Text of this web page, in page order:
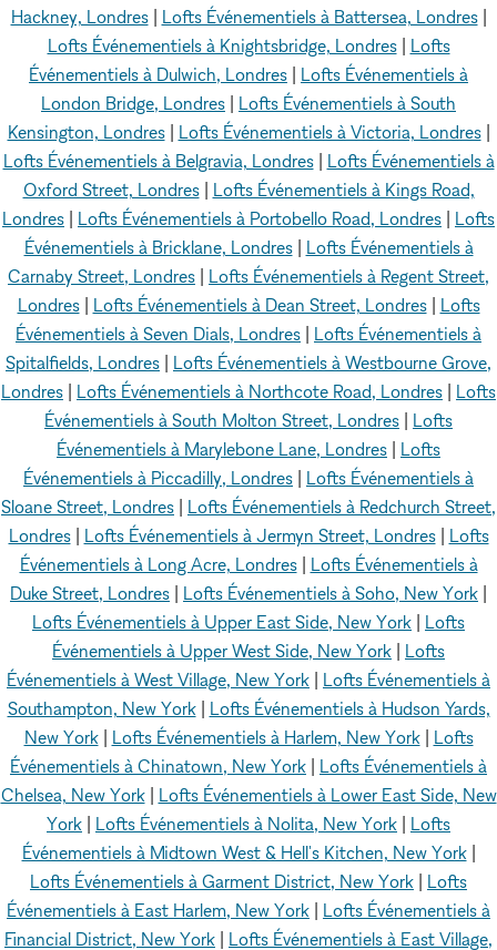
Hackney, Londres| Lofts Événementiels à Battersea, Londres|
Lofts Événementiels à Knightsbridge, Londres| Lofts
Événementiels à Dulwich, Londres
Lofts Événementiels à
London Bridge, Londres
Lofts Événementiels à South
Kensington, Londres| Lofts Événementiels à Victoria, Londres|
Lofts Événementiels à Belgravia, Londres| Lofts Événementiels à
Oxford Street, Londres| Lofts Événementiels à Kings Road,
Londres
Lofts Événementiels à Portobello Road, Londres
Lofts
Événementiels à Bricklane, Londres| Lofts Événementiels à
Carnaby Street, Londres
Lofts Événementiels à Regent Street,
Londres| Lofts Événementiels à Dean Street, Londres| Lofts
Événementiels à Seven Dials, Londres
Lofts Événementiels à
Spitalfields, Londres
Lofts Événementiels à Westbourne Grove,
Londres
Lofts Événementiels à Northcote Road, Londres
Lofts
Événementiels à South Molton Street, Londres
Lofts
Événementiels à Marylebone Lane, Londres
Lofts
Événementiels à Piccadilly, Londres
Lofts Événementiels à
Sloane Street, Londres
Lofts Événementiels à Redchurch Street,
Londres| Lofts Événementiels à Jermyn Street, Londres| Lofts
Événementiels à Long Acre, Londres| Lofts Événementiels à
Duke Street, Londres
Lofts Événementiels à Soho, New York
Lofts Événementiels à Upper East Side, New York
Lofts
Événementiels à Upper West Side, New York
Lofts
Événementiels à West Village, New York
Lofts Événementiels à
Southampton, New York| Lofts Événementiels à Hudson Yards,
New York| Lofts Événementiels à Harlem, New York| Lofts
Événementiels à Chinatown, New York
Lofts Événementiels à
Chelsea, New York| Lofts Événementiels à Lower East Side, New
York
Lofts Événementiels à Nolita, New York
Lofts
Événementiels à Midtown West & Hell's Kitchen, New York|
Lofts Événementiels à Garment District, New York
Lofts
Événementiels à East Harlem, New York
Lofts Événementiels à
Financial District, New York
Lofts Événementiels à East Village,